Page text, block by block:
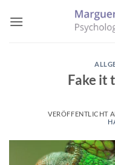
Inhalt
Fake it
VERÖFFENTLICHT